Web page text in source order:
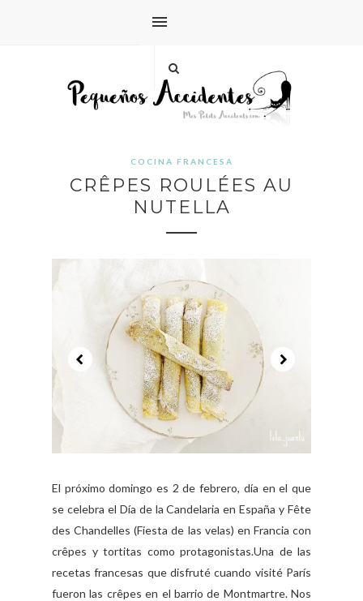
COCINA FRANCESA
CRÊPES ROULÉES AU
NUTELLA
El próximo domingo es 2 de febrero, día en el que
se celebra el Día de la Candelaria en España y Fête
des Chandelles (Fiesta de las velas) en Francia con
crêpes y tortitas como protagonistas.Una de las
recetas francesas que disfruté cuando visité París
fueron las crêpes en el barrio de Montmartre. Nos